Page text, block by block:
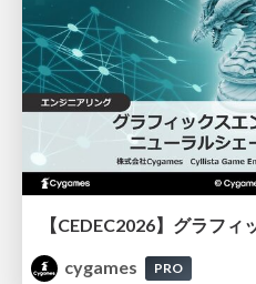
cygames
PRO